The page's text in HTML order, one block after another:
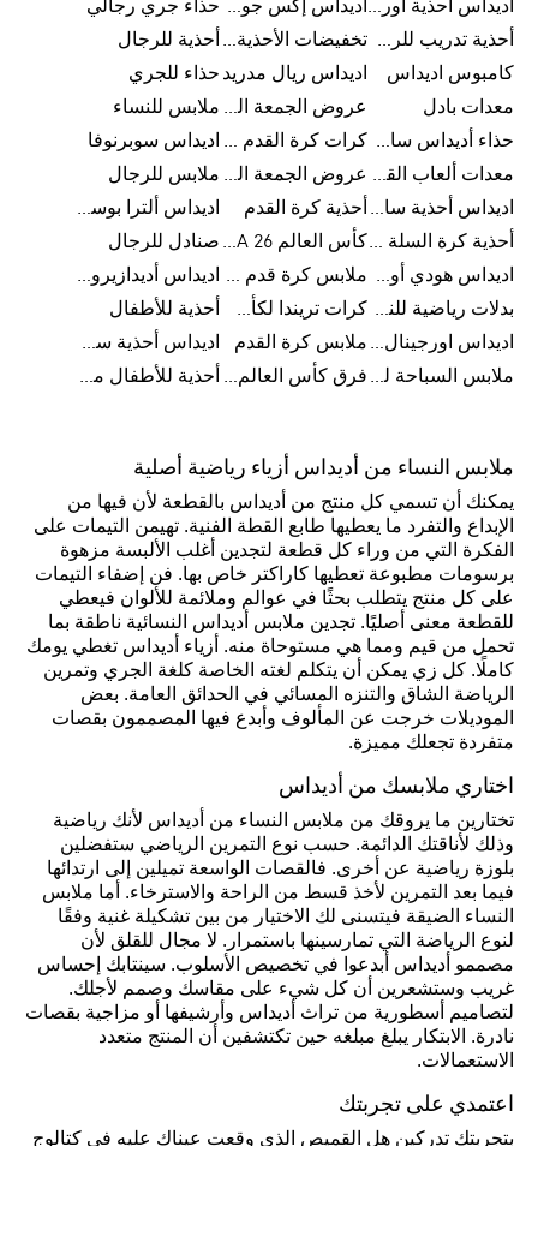
اديداس أحذية أورجينالز
اديداس إكس جود بيلينغهام حذاء جري رجالي
أحذية تدريب للرجال
تخفيضات الأحذية للرجال أحذية للرجال
كامبوس اديداس
اديداس ريال مدريد حذاء للجري
معدات بادل
عروض الجمعة البيضاء للرجال ملابس للنساء
حذاء أديداس سامبا للأطفال
كرات كرة القدم للرجال اديداس سوبرنوفا
معدات ألعاب القوى
عروض الجمعة البيضاء للسيدات ملابس للرجال
اديداس أحذية سامبا للنساء أحذية كرة القدم
اديداس ألترا بوست
أحذية كرة السلة للرجال
كأس العالم FIFA 26™ صنادل للرجال
اديداس هودي أورجينال للنساء
ملابس كرة قدم للاطفال
اديداس أديدازيرو معدات الجري
بدلات رياضية للنساء
كرات تريندا لكأس العالم FIFA 26™
أحذية للأطفال
اديداس اورجينال ملابس ملابس كرة القدم
اديداس أحذية سوبرنوفا للرجال
ملابس السباحة للرجال
فرق كأس العالم FIFA 26™ أحذية للأطفال من 8 إلى 16 سنة
ملابس النساء من أديداس أزياء رياضية أصلية
يمكنك أن تسمي كل منتج من أديداس بالقطعة لأن فيها من
الإبداع والتفرد ما يعطيها طابع القطة الفنية. تهيمن التيمات على
الفكرة التي من وراء كل قطعة لتجدين أغلب الألبسة مزهوة
برسومات مطبوعة تعطيها كاراكتر خاص بها. فن إضفاء التيمات
على كل منتج يتطلب بحثًا في عوالم وملائمة للألوان فيعطي
للقطعة معنى أصليًا. تجدين ملابس أديداس النسائية ناطقة بما
تحمل من قيم ومما هي مستوحاة منه. أزياء أديداس تغطي يومك
كاملًا. كل زي يمكن أن يتكلم لغته الخاصة كلغة الجري وتمرين
الرياضة الشاق والتنزه المسائي في الحدائق العامة. بعض
الموديلات خرجت عن المألوف وأبدع فيها المصممون بقصات
متفردة تجعلك مميزة.
اختاري ملابسك من أديداس
تختارين ما يروقك من ملابس النساء من أديداس لأنك رياضية
وذلك لأناقتك الدائمة. حسب نوع التمرين الرياضي ستفضلين
بلوزة رياضية عن أخرى. فالقصات الواسعة تميلين إلى ارتدائها
فيما بعد التمرين لأخذ قسط من الراحة والاسترخاء. أما ملابس
النساء الضيقة فيتسنى لك الاختيار من بين تشكيلة غنية وفقًا
لنوع الرياضة التي تمارسينها باستمرار. لا مجال للقلق لأن
مصممو أديداس أبدعوا في تخصيص الأسلوب. سينتابك إحساس
غريب وستشعرين أن كل شيء على مقاسك وصمم لأجلك.
لتصاميم أسطورية من تراث أديداس وأرشيفها أو مزاجية بقصات
نادرة. الابتكار يبلغ مبلغه حين تكتشفين أن المنتج متعدد
الاستعمالات.
اعتمدي على تجربتك
بتجربتك تدركين هل القميص الذي وقعت عيناك عليه في كتالوج